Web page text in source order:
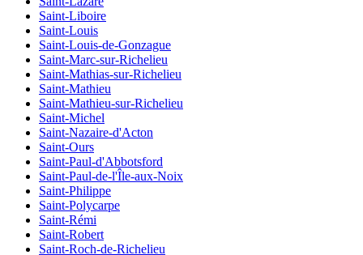
Saint-Liboire
Saint-Louis
Saint-Louis-de-Gonzague
Saint-Marc-sur-Richelieu
Saint-Mathias-sur-Richelieu
Saint-Mathieu
Saint-Mathieu-sur-Richelieu
Saint-Michel
Saint-Nazaire-d'Acton
Saint-Ours
Saint-Paul-d'Abbotsford
Saint-Paul-de-l'Île-aux-Noix
Saint-Philippe
Saint-Polycarpe
Saint-Rémi
Saint-Robert
Saint-Roch-de-Richelieu